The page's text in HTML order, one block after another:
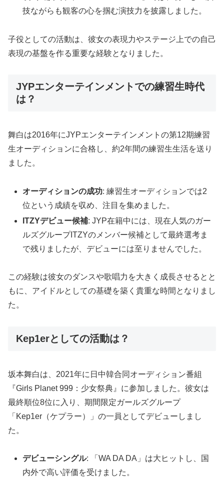
技ながらも観客の心を掴む演技力を披露しました。
子役としての活動は、彼女の表現力やステージ上での自己
表現の基盤を作る重要な経験となりました。
JYPエンターテインメントでの練習生時代
は？
舞白は2016年にJYPエンターテインメントの第12期練習
生オーディションに合格し、約2年間の練習生生活を送り
ました。
オーディションの成功: 練習生オーディションでは2
位という成績を収め、注目を集めました。
ITZYデビュー候補: JYP在籍中には、現在人気のガー
ルズグループITZYのメンバー候補として最終選考ま
で残りましたが、デビューには至りませんでした。
この経験は彼女のダンスや歌唱力を大きく成長させるとと
もに、アイドルとしての基礎を築く貴重な時間となりまし
た。
Kep1erとしての活動は？
坂本舞白は、2021年に日中韓合同オーディション番組
『Girls Planet 999：少女祭典』に参加しました。彼女は
最終順位8位に入り、期間限定ガールズグループ
「Kep1er（ケプラー）」の一員としてデビューしまし
た。
デビューシングル: 「WA DA DA」は大ヒットし、国
内外で高い評価を受けました。